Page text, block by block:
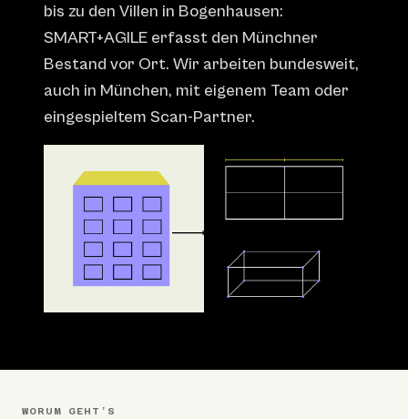
bis zu den Villen in Bogenhausen:
SMART+AGILE erfasst den Münchner
Bestand vor Ort. Wir arbeiten bundesweit,
auch in München, mit eigenem Team oder
eingespieltem Scan-Partner.
WORUM GEHT’S